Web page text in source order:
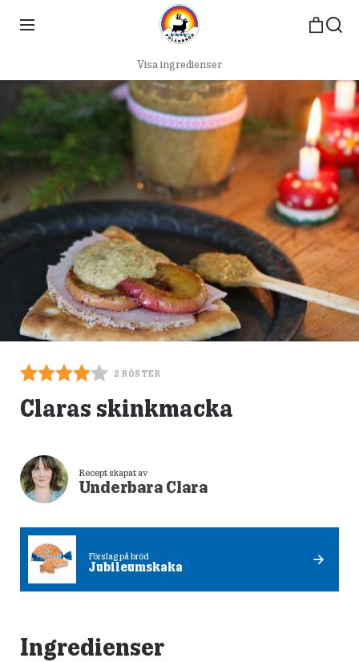
Visa ingredienser
2 RÖSTER
Claras skinkmacka
Recept skapat av
Underbara Clara
Förslag på bröd
Jubileumskaka
Ingredienser